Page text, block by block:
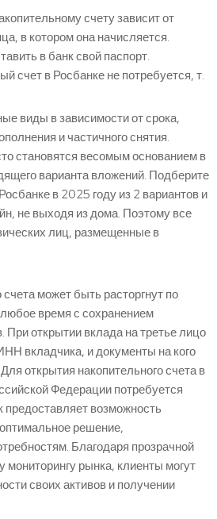
счету зависит от
в котором она начисляется.
в банк свой паспорт.
счет в Росбанке не потребуется, т.
виды в зависимости от срока,
и частичного снятия.
становятся весомым основанием в
варианта вложений. Подберите
в 2025 году из 2 вариантов и
не выходя из дома. Поэтому все
лиц, размещенные в
может быть расторгнут по
время с сохранением
При открытии вклада на третье лицо
вкладчика, и документы на кого
открытия накопительного счета в
Федерации потребуется
предоставляет возможность
решение,
Благодаря прозрачной
мониторингу рынка, клиенты могут
своих активов и получении